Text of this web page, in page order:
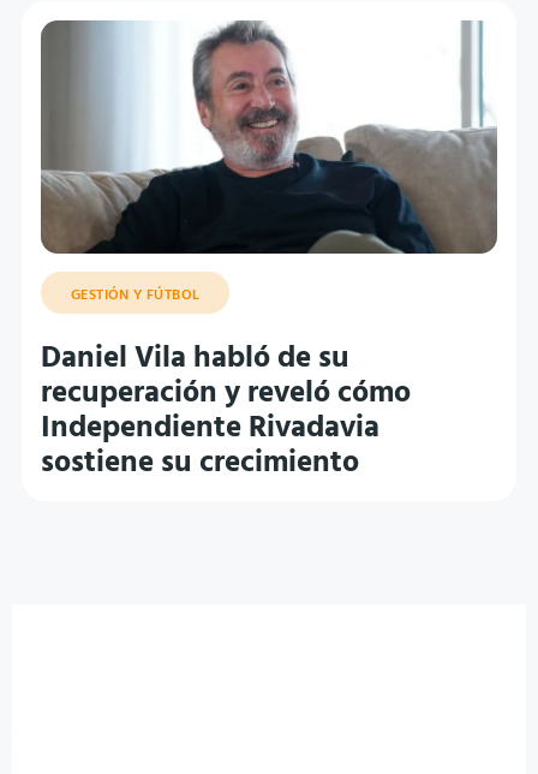
GESTIÓN Y FÚTBOL
Daniel Vila habló de su
recuperación y reveló cómo
Independiente Rivadavia
sostiene su crecimiento